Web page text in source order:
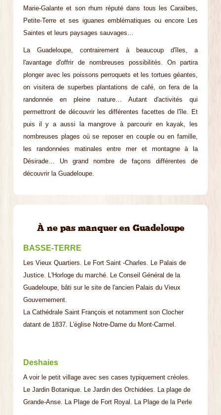
Marie-Galante et son rhum réputé dans tous les Caraïbes,
Petite-Terre et ses iguanes emblématiques ou encore Les
Saintes et leurs paysages sauvages…
La Guadeloupe, contrairement à beaucoup d'îles, a
l'avantage d'offrir de nombreuses possibilités. On partira
plonger avec les poissons perroquets et les tortues géantes,
on visitera de superbes plantations de café, on fera de la
randonnée en pleine nature… Autant d'activités qui
permettront de découvrir les différentes facettes de l'île. Et
puis il y a aussi la mangrove à parcourir en kayak, les
nombreuses plages où se reposer en couple ou en famille,
les randonnées matinales entre mer et montagne à la
Désirade… Un grand nombre de façons différentes de
découvrir la Guadeloupe.
À ne pas manquer en Guadeloupe
BASSE-TERRE
Les Vieux Quartiers. Le Fort Saint -Charles. Le Palais de
Justice. L'Horloge du marché. Le Conseil Général de la
Guadeloupe, bâti sur le site de l'ancien Palais du Vieux
Gouvernement.
La Cathédrale Saint François et notamment son Clocher
datant de 1837. L'église Notre-Dame du Mont-Carmel.
Deshaies
A voir le petit village avec ses cases typiquement créoles.
Le Jardin Botanique. Le Jardin des Orchidées. La plage de
Grande-Anse. La Plage de Fort Royal. La Plage de la Perle